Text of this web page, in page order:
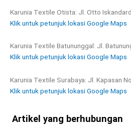
Karunia Textile Otista: Jl. Otto
Klik untuk petunjuk lokasi Google Maps
Karunia Textile Batununggal: Jl.
Klik untuk petunjuk lokasi Google Maps
Karunia Textile Surabaya: Jl. Kapasan
Klik untuk petunjuk lokasi Google Maps
Artikel yang berhubungan